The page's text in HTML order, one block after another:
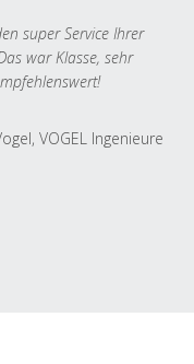
super Service Ihrer
war Klasse, sehr
VOGEL Ingenieure